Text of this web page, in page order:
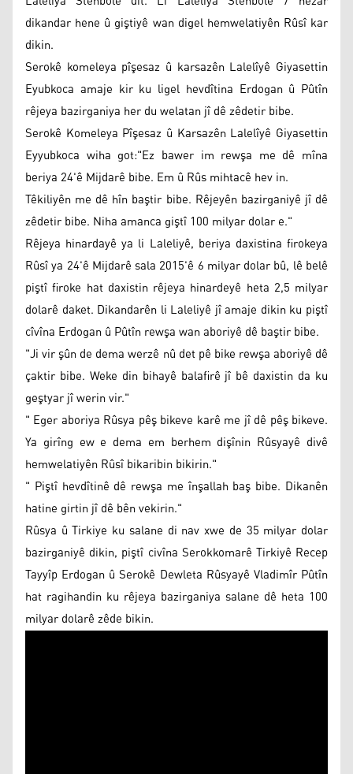
dikandar hene û giştiyê wan digel hemwelatiyên Rûsî kar
dikin.
Serokê komeleya pîşesaz û karsazên Lalelîyê Giyasettin
Eyubkoca amaje kir ku ligel hevdîtina Erdogan û Pûtîn
rêjeya bazirganiya her du welatan jî dê zêdetir bibe.
Serokê Komeleya Pîşesaz û Karsazên Lalelîyê Giyasettin
Eyyubkoca wiha got:"Ez bawer im rewşa me dê mîna
beriya 24'ê Mijdarê bibe. Em û Rûs mihtacê hev in.
Têkiliyên me dê hîn baştir bibe. Rêjeyên bazirganiyê jî dê
zêdetir bibe. Niha amanca giştî 100 milyar dolar e."
Rêjeya hinardayê ya li Laleliyê, beriya daxistina firokeya
Rûsî ya 24'ê Mijdarê sala 2015'ê 6 milyar dolar bû, lê belê
piştî firoke hat daxistin rêjeya hinardeyê heta 2,5 milyar
dolarê daket. Dikandarên li Laleliyê jî amaje dikin ku piştî
cîvîna Erdogan û Pûtîn rewşa wan aboriyê dê baştir bibe.
"Ji vir şûn de dema werzê nû det pê bike rewşa aboriyê dê
çaktir bibe. Weke din bihayê balafirê jî bê daxistin da ku
geştyar jî werin vir."
" Eger aboriya Rûsya pêş bikeve karê me jî dê pêş bikeve.
Ya girîng ew e dema em berhem dişînin Rûsyayê divê
hemwelatiyên Rûsî bikaribin bikirin."
" Piştî hevdîtinê dê rewşa me înşallah baş bibe. Dikanên
hatine girtin jî dê bên vekirin."
Rûsya û Tirkiye ku salane di nav xwe de 35 milyar dolar
bazirganiyê dikin, piştî civîna Serokkomarê Tirkiyê Recep
Tayyîp Erdogan û Serokê Dewleta Rûsyayê Vladimîr Pûtîn
hat ragihandin ku rêjeya bazirganiya salane dê heta 100
milyar dolarê zêde bikin.